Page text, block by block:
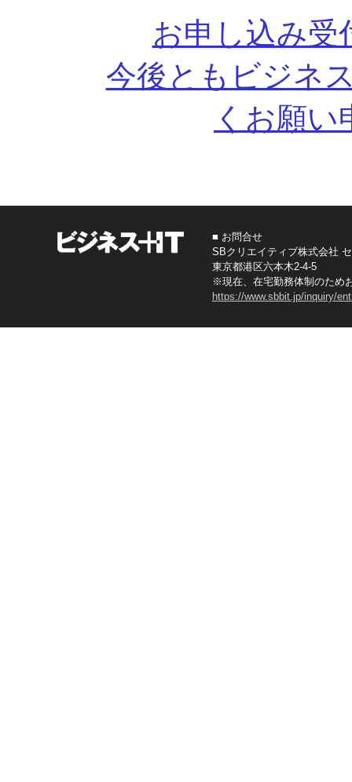
お申し込み受
今後ともビジネ
くお願
■ お問合せ
SBクリエイティブ株式会社
東京都港区六本木2-4-5
※現在、在宅勤務体制のため
https://www.sbbit.jp/inquiry/